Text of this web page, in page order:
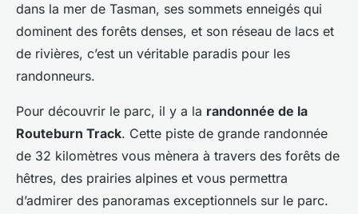
dans la mer de Tasman, ses sommets enneigés qui
dominent des forêts denses, et son réseau de lacs et
de rivières, c’est un véritable paradis pour les
randonneurs.
Pour découvrir le parc, il y a la randonnée de la
Routeburn Track. Cette piste de grande randonnée
de 32 kilomètres vous mènera à travers des forêts de
hêtres, des prairies alpines et vous permettra
d’admirer des panoramas exceptionnels sur le parc.